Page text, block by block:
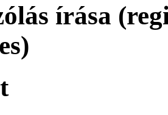
írása